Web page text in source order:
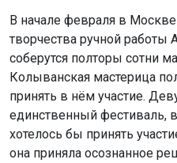
В начале февраля в Москве
творчества ручной работы
соберутся полторы сотни
Колыванская мастерица
принять в нём участие.
единственный фестиваль,
хотелось бы принять
она приняла осознанное